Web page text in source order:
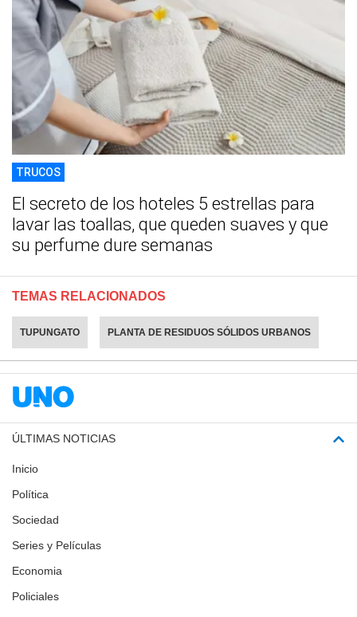
TRUCOS
El secreto de los hoteles 5 estrellas para
lavar las toallas, que queden suaves y que
su perfume dure semanas
TEMAS RELACIONADOS
TUPUNGATO PLANTA DE RESIDUOS SÓLIDOS URBANOS
ÚLTIMAS NOTICIAS
Inicio
Política
Sociedad
Series y Películas
Economia
Policiales